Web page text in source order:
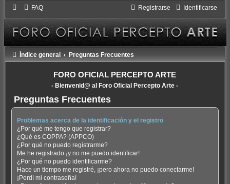
FAQ Identificarse
Registrarse
Índice general Preguntas Frecuentes
FORO OFICIAL PERCEPTO ARTE
- Bienvenid@ al Foro Oficial Percepto Arte -
Preguntas Frecuentes
Problemas acerca de la identificación y el registro
¿Por qué me tengo que registrar?
¿Qué es COPPA? (APPCO)
¿Por qué no puedo registrarme?
Me he registrado ¡y no me puedo identificar!
¿Por qué no puedo identificarme?
Hace un tiempo me registré, ¡pero ahora no puedo conectarme!
¡Perdí mi contraseña!